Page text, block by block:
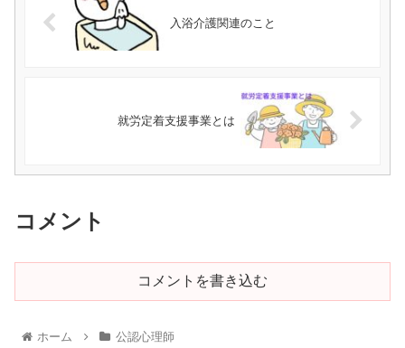
入浴介護関連のこと
就労定着支援事業とは
コメント
コメントを書き込む
ホーム 公認心理師